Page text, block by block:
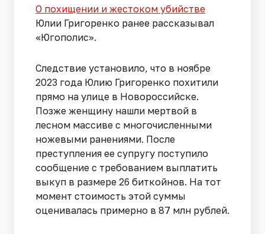
О похищении и жестоком убийстве
Юлии Григоренко ранее рассказывал
«Югополис».
Следствие установило, что в ноябре
2023 года Юлию Григоренко похитили
прямо на улице в Новороссийске.
Позже женщину нашли мертвой в
лесном массиве с многочисленными
ножевыми ранениями. После
преступления ее супругу поступило
сообщение с требованием выплатить
выкуп в размере 26 биткойнов. На тот
момент стоимость этой суммы
оценивалась примерно в 87 млн рублей.